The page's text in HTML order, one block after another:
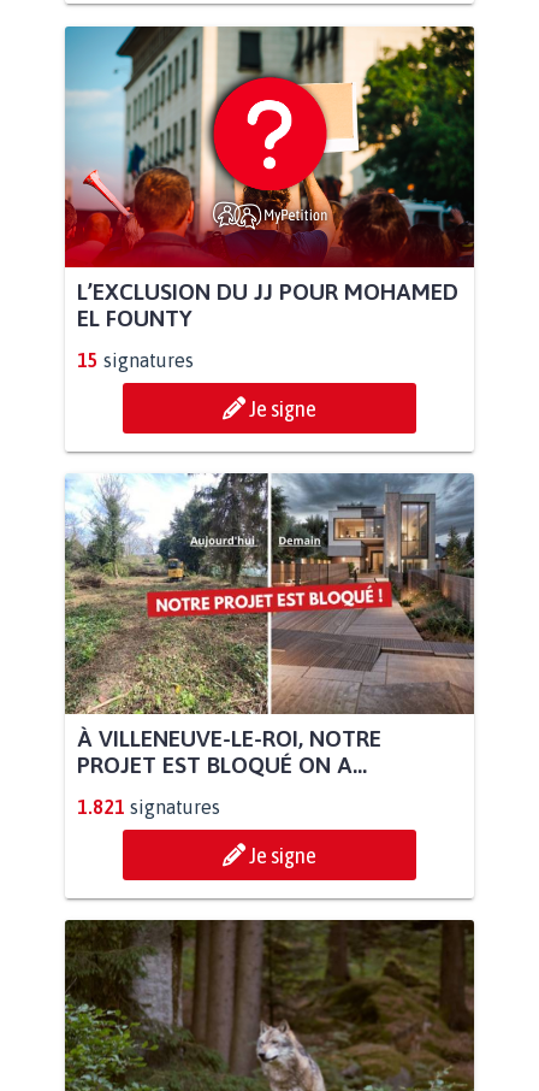
L’EXCLUSION DU JJ POUR MOHAMED
EL FOUNTY
15 signatures
Je signe
À VILLENEUVE-LE-ROI, NOTRE
PROJET EST BLOQUÉ ON A...
1.821 signatures
Je signe